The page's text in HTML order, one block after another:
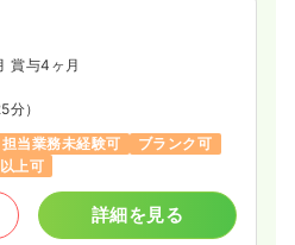
賞与4ヶ月
分）
担当業務未経験可
ブランク可
上可
詳細を見る